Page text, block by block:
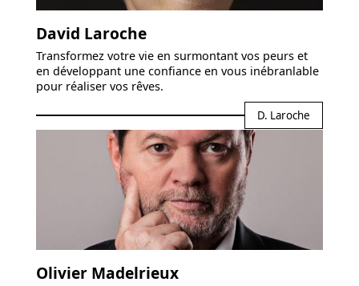
David Laroche
Transformez votre vie en surmontant vos peurs et
en développant une confiance en vous inébranlable
pour réaliser vos rêves.
D. Laroche
Olivier Madelrieux